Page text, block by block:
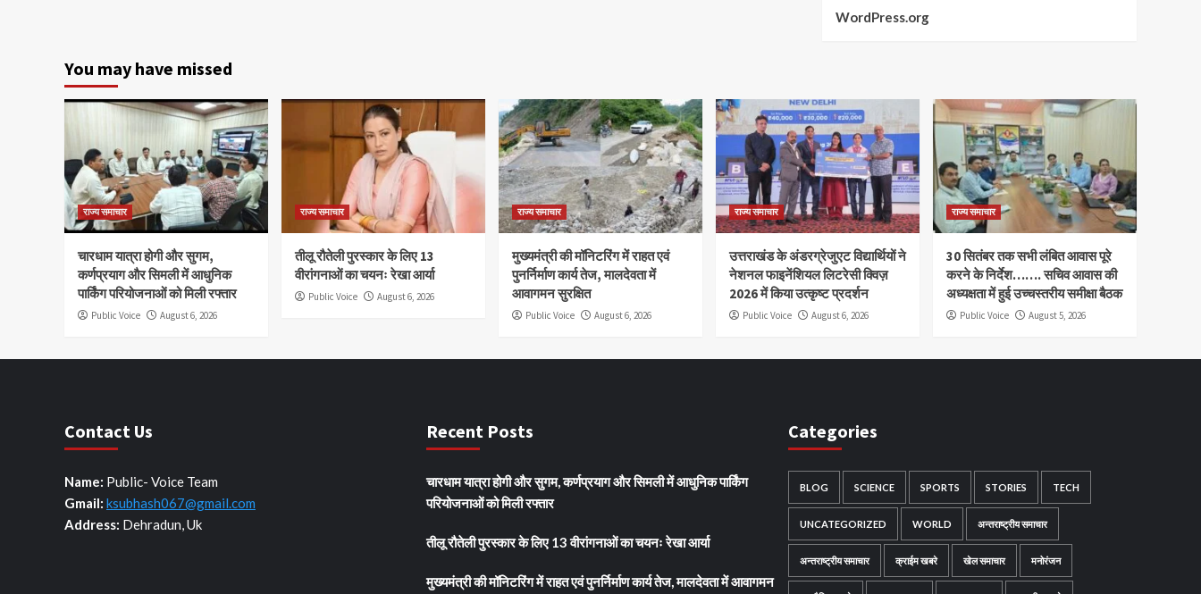
WordPress.org
You may have missed
राज्य समाचार
चारधाम यात्रा होगी और सुगम,
कर्णप्रयाग और सिमली में आधुनिक
पार्किंग परियोजनाओं को मिली रफ्तार
Public Voice August 6, 2026
राज्य समाचार
तीलू रौतेली पुरस्कार के लिए 13
वीरांगनाओं का चयनः रेखा आर्या
Public Voice August 6, 2026
राज्य समाचार
मुख्यमंत्री की मॉनिटरिंग में राहत एवं
पुनर्निर्माण कार्य तेज, मालदेवता में
आवागमन सुरक्षित
Public Voice August 6, 2026
राज्य समाचार
उत्तराखंड के अंडरग्रेजुएट विद्यार्थियों ने
नेशनल फाइनेंशियल लिटरेसी क्विज़
2026 में किया उत्कृष्ट प्रदर्शन
Public Voice August 6, 2026
राज्य समाचार
30 सितंबर तक सभी लंबित आवास पूरे
करने के निर्देश……. सचिव आवास की
अध्यक्षता में हुई उच्चस्तरीय समीक्षा बैठक
Public Voice August 5, 2026
Contact Us
Name: Public- Voice Team
Gmail: ksubhash067@gmail.com
Address: Dehradun, Uk
Recent Posts
चारधाम यात्रा होगी और सुगम, कर्णप्रयाग और सिमली में आधुनिक पार्किंग
परियोजनाओं को मिली रफ्तार
तीलू रौतेली पुरस्कार के लिए 13 वीरांगनाओं का चयनः रेखा आर्या
मुख्यमंत्री की मॉनिटरिंग में राहत एवं पुनर्निर्माण कार्य तेज, मालदेवता में आवागमन
Categories
BLOG SCIENCE SPORTS STORIES TECH
UNCATEGORIZED WORLD अन्तराष्ट्रीय समाचार
अन्तराष्ट्रीय समाचार क्राईम खबरे खेल समाचार मनोरंजन